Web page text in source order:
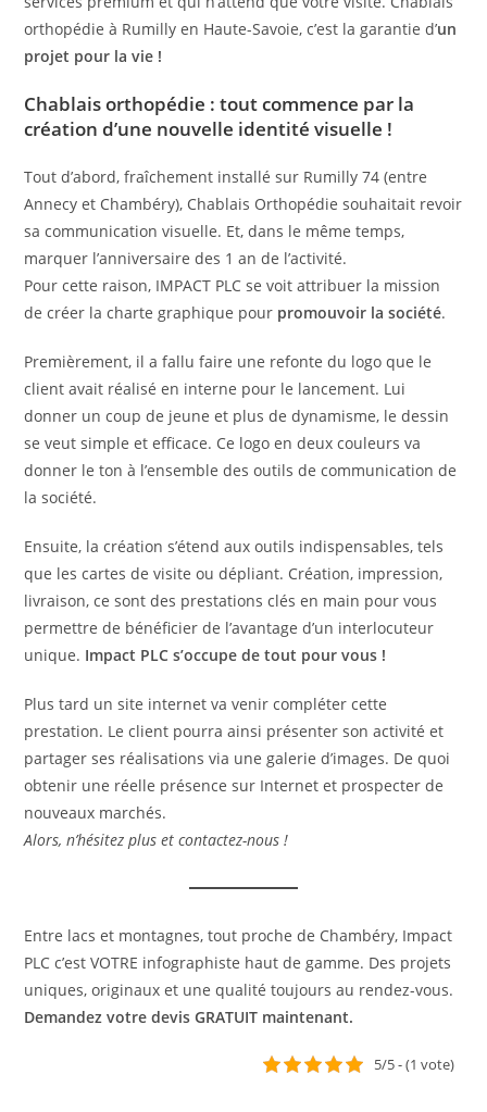
orthopédie à Rumilly en Haute-Savoie, c’est la garantie d’un
projet pour la vie !
Chablais orthopédie : tout commence par la
création d’une nouvelle identité visuelle !
Tout d’abord, fraîchement installé sur Rumilly 74 (entre
Annecy et Chambéry), Chablais Orthopédie souhaitait revoir
sa communication visuelle. Et, dans le même temps,
marquer l’anniversaire des 1 an de l’activité.
Pour cette raison, IMPACT PLC se voit attribuer la mission
de créer la charte graphique pour promouvoir la société.
Premièrement, il a fallu faire une refonte du logo que le
client avait réalisé en interne pour le lancement. Lui
donner un coup de jeune et plus de dynamisme, le dessin
se veut simple et efficace. Ce logo en deux couleurs va
donner le ton à l’ensemble des outils de communication de
la société.
Ensuite, la création s’étend aux outils indispensables, tels
que les cartes de visite ou dépliant. Création, impression,
livraison, ce sont des prestations clés en main pour vous
permettre de bénéficier de l’avantage d’un interlocuteur
unique. Impact PLC s’occupe de tout pour vous !
Plus tard un site internet va venir compléter cette
prestation. Le client pourra ainsi présenter son activité et
partager ses réalisations via une galerie d’images. De quoi
obtenir une réelle présence sur Internet et prospecter de
nouveaux marchés.
Alors, n’hésitez plus et contactez-nous !
Entre lacs et montagnes, tout proche de Chambéry, Impact
PLC c’est VOTRE infographiste haut de gamme. Des projets
uniques, originaux et une qualité toujours au rendez-vous.
Demandez votre devis GRATUIT maintenant.
5/5 - (1 vote)